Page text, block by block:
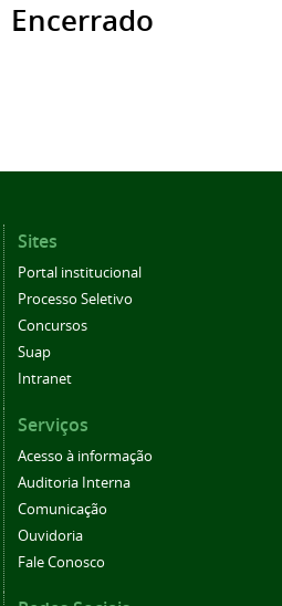
Encerrado
Sites
Portal institucional
Processo Seletivo
Concursos
Suap
Intranet
Serviços
Acesso à informação
Auditoria Interna
Comunicação
Ouvidoria
Fale Conosco